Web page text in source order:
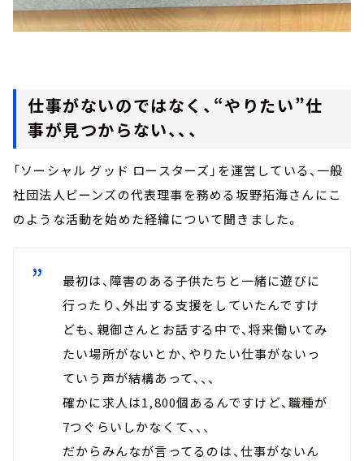
仕事がないのではなく、“やりたい”仕
事が見つからない、、、
「ソーシャル グッド ロースターズ」を運営している、一般
社団法人ビーンズの代表理事を務める坂野拓海さんにこ
のような活動を始めた経緯について聞きました。
最初は、障害のある子供たちと一緒に遊びに
行ったり、外出する支援をしていたんですけ
ども、親御さんとお話する中で、将来働いてみ
たい場所がないとか、やりたい仕事がないっ
ていう声が結構あって、、、
確かに求人は1,800個あるんですけど、職種が
7つぐらいしかなくて、、、
だからみんなが言ってるのは、仕事がないん